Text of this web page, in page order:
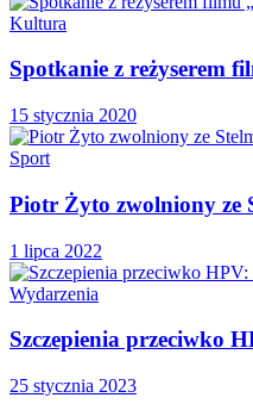
Kultura
Spotkanie z reżyserem
15 stycznia 2020
Sport
Piotr Żyto zwolniony ze
1 lipca 2022
Wydarzenia
Szczepienia przeciwko
25 stycznia 2023